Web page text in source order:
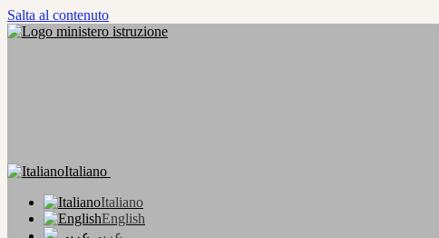
Salta al contenuto
Italiano
Italiano
English